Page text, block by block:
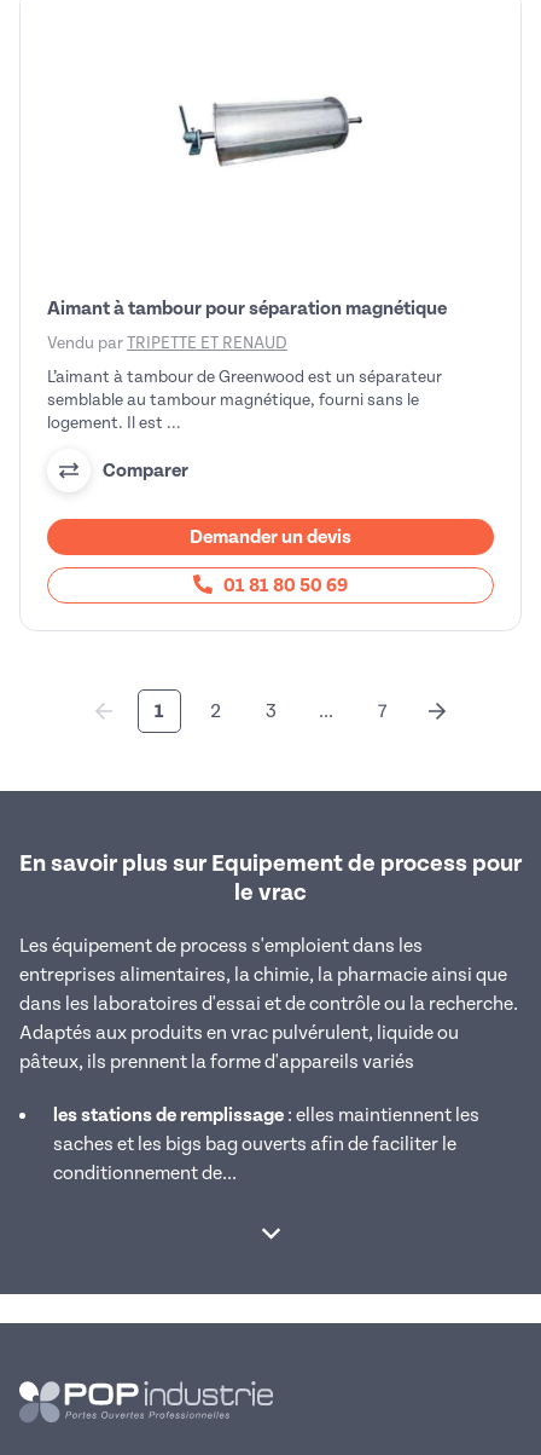
Aimant à tambour pour séparation magnétique
Vendu par TRIPETTE ET RENAUD
L’aimant à tambour de Greenwood est un séparateur
semblable au tambour magnétique, fourni sans le
logement. Il est ...
Comparer
Demander un devis
01 81 80 50 69
1 2 3 ... 7
En savoir plus sur Equipement de process pour
le vrac
Les équipement de process s'emploient dans les
entreprises alimentaires, la chimie, la pharmacie ainsi que
dans les laboratoires d'essai et de contrôle ou la recherche.
Adaptés aux produits en vrac pulvérulent, liquide ou
pâteux, ils prennent la forme d'appareils variés
les stations de remplissage : elles maintiennent les
saches et les bigs bag ouverts afin de faciliter le
conditionnement de...
Afficher la suite